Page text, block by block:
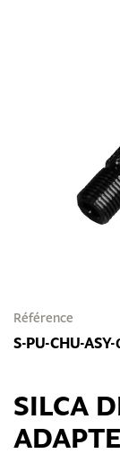
Référence
S-PU-CHU-
SILCA